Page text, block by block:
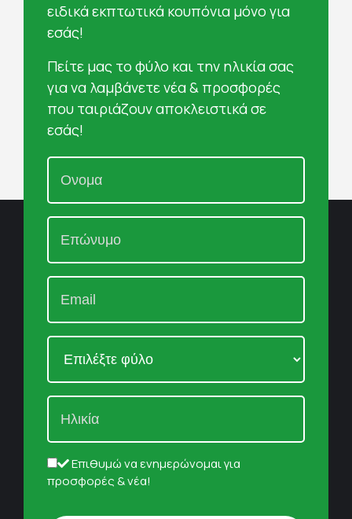
ειδικά εκπτωτικά κουπόνια μόνο για
εσάς!
Πείτε μας το φύλο και την ηλικία σας
για να λαμβάνετε νέα & προσφορές
που ταιριάζουν αποκλειστικά σε
εσάς!
Επιθυμώ να ενημερώνομαι για
προσφορές & νέα!